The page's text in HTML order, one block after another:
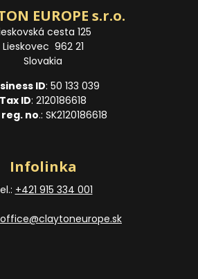
EUROPE s.r.o.
cesta 125
Lieskovec 962 21
Slovakia
ID: 50 133 039
Tax ID: 2120186618
reg. no.: SK2120186618
Infolinka
+421 915 334 001
office@claytoneurope.sk